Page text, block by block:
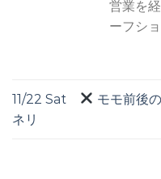
営業を
ーフシ
11/22 Sat
モモ前後
ネリ